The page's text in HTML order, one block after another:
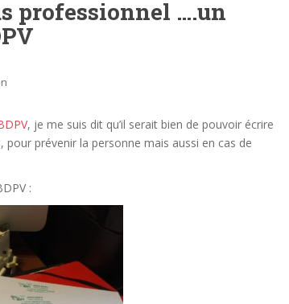
professionnel ….un
, je me suis dit qu’il serait bien de pouvoir écrire
prévenir la personne mais aussi en cas de
: